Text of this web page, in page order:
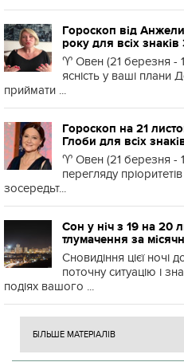
Гороскоп від
року для всіх знаків
♈️ Овен (21 березня -
ясність у ваші плани
приймати ...
Гороскоп на 21
Глоби для всіх
♈️ Овен (21 березня -
перегляду
зосередьт...
Сон у ніч з 19 на 20
тлумачення за
Сновидіння цієї
поточну ситуацію і
подіях вашого ...
БІЛЬШЕ МАТЕРІАЛІВ